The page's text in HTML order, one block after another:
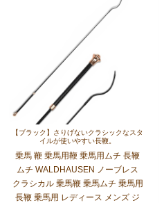
【ブラック】さりげないクラシックなスタ
イルが使いやすい長鞭。
乗馬 鞭 乗馬用鞭 乗馬用ムチ 長鞭
ムチ WALDHAUSEN ノーブレス
クラシカル 乗馬鞭 乗馬ムチ 乗馬用
長鞭 乗馬用 レディース メンズ ジ